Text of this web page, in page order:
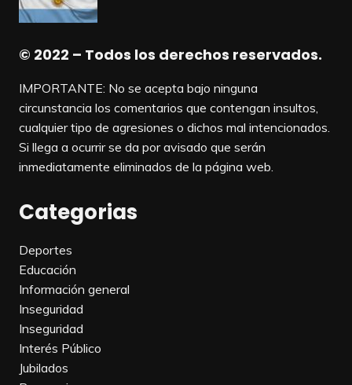
© 2022 – Todos los derechos reservados.
IMPORTANTE: No se acepta bajo ninguna
circunstancia los comentarios que contengan insultos,
cualquier tipo de agresiones o dichos mal intencionados.
Si llega a ocurrir se da por avisado que serán
inmediatamente eliminados de la página web.
Categorias
Deportes
Educación
Información general
Inseguridad
Inseguridad
Interés Público
Jubilados